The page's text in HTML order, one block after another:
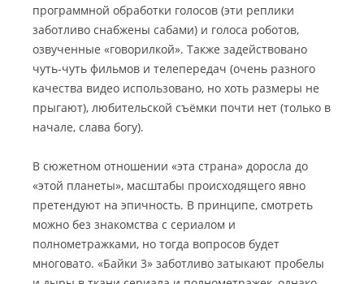
программной обработки голосов (эти реплики
заботливо снабжены сабами) и голоса роботов,
озвученные «говорилкой». Также задействовано
чуть-чуть фильмов и телепередач (очень разного
качества видео использовано, но хоть размеры не
прыгают), любительской съёмки почти нет (только в
начале, слава богу).
В сюжетном отношении «эта страна» доросла до
«этой планеты», масштабы происходящего явно
претендуют на эпичность. В принципе, смотреть
можно без знакомства с сериалом и
полнометражками, но тогда вопросов будет
многовато. «Байки 3» заботливо затыкают пробелы